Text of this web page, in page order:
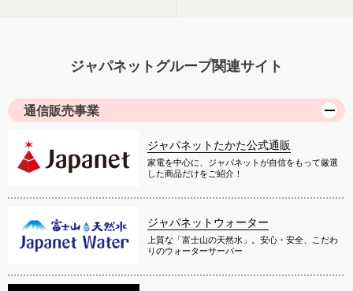
ジャパネットグループ関連サイト
通信販売事業
ジャパネットたかた公式通販
家電を中心に、ジャパネットが自信をもって厳選
した商品だけをご紹介！
ジャパネットウォーター
上質な「富士山の天然水」。安心・安全、こだわ
りのウォーターサーバー